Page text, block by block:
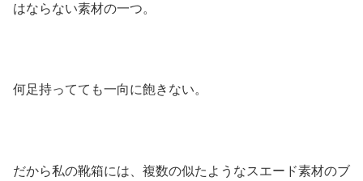
はならない素材の一つ。
何足持ってても一向に飽きない。
だから私の靴箱には、複数の似たようなスエード素材のブ